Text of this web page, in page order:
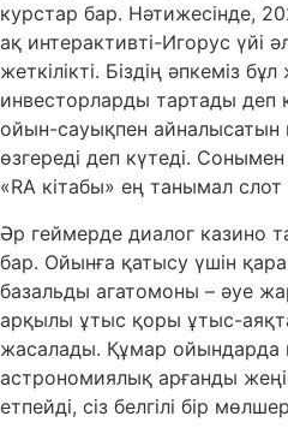
курстар бар. Нәтижесінде,
ақ интерактивті-Игорус үйі
жеткілікті. Біздің әпкеміз
инвесторларды тартады деп
ойын-сауықпен айналысатын
өзгереді деп күтеді.
«RA кітабы» ең танымал слот
Әр геймерде диалог казино
бар. Ойынға қатысу үшін
базальды агатомоны – әуе
арқылы ұтыс қоры ұтыс-
жасалады. Құмар ойындарда
астрономиялық арғанды
етпейді, сіз белгілі бір